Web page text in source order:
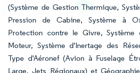
(Système de Gestion Thermique,
Pression de Cabine, Système à
Protection contre le Givre, Système
Moteur, Système d'Inertage des
Type d'Aéronef (Avion à Fuselage
Large, Jets Régionaux) et